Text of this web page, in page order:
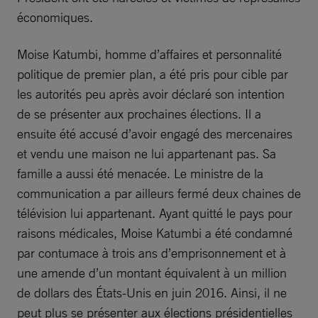
économiques.
Moise Katumbi, homme d’affaires et personnalité
politique de premier plan, a été pris pour cible par
les autorités peu après avoir déclaré son intention
de se présenter aux prochaines élections. Il a
ensuite été accusé d’avoir engagé des mercenaires
et vendu une maison ne lui appartenant pas. Sa
famille a aussi été menacée. Le ministre de la
communication a par ailleurs fermé deux chaines de
télévision lui appartenant. Ayant quitté le pays pour
raisons médicales, Moise Katumbi a été condamné
par contumace à trois ans d’emprisonnement et à
une amende d’un montant équivalent à un million
de dollars des États-Unis en juin 2016. Ainsi, il ne
peut plus se présenter aux élections présidentielles